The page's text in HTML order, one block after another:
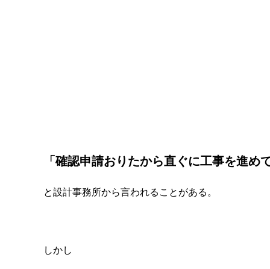
「確認申請おりたから直ぐに工事を進め
と設計事務所から言われることがある。
しかし